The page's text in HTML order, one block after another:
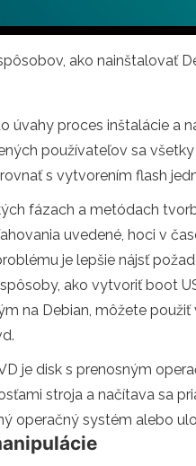
ako nainštalovať
úvahy proces inštalácie a
používateľov sa
s vytvorením flash
fázach a metódach
uvedené, hoci v
je lepšie nájsť
ako vytvoriť boot
na Debian, môžete
je disk s prenosným
stroja a načítava sa
operačný systém alebo